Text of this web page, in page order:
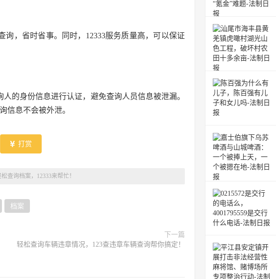
询，省时省事。同时，12333服务质量高，可以保证
的身份信息进行认证，避免查询人员信息被泄漏。
信息不会被外泄。
打赏
松查询档案，12333来帮忙！
档案
下一篇
轻松查询车辆违章情况，123查违章车辆查询帮你搞定！